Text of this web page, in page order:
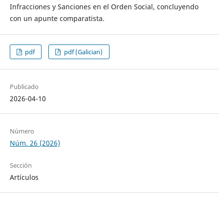
Infracciones y Sanciones en el Orden Social, concluyendo
con un apunte comparatista.
pdf pdf (Galician)
Publicado
2026-04-10
Número
Núm. 26 (2026)
Sección
Artículos